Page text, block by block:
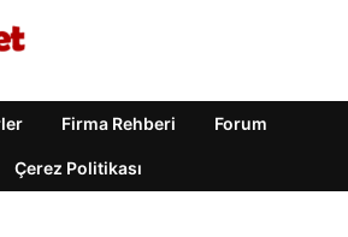
Firma Rehberi Forum
Çerez Politikası